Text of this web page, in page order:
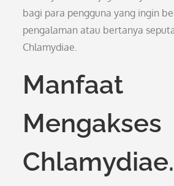
bagi para pengguna yang ingin
pengalaman atau bertanya
Chlamydiae.
Manfaat
Mengakses